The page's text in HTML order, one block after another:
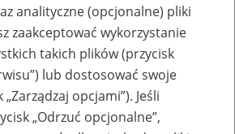
pracy
analityczne (opcjonalne) pliki
zaakceptować wykorzystanie
takich plików (przycisk
lub dostosować swoje
opcjami”). Jeśli
„Odrzuć opcjonalne”,